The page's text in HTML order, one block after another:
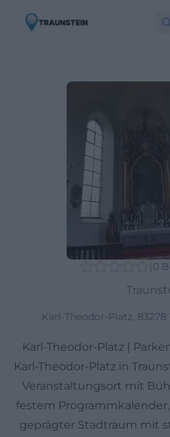
(0
Karl-Theodor-Platz,
Karl-Theodor-Platz |
Karl-Theodor-Platz in
Veranstaltungsort mit
festem
geprägter Stadtraum mit